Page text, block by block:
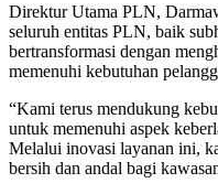
Direktur Utama PLN,
seluruh entitas PLN, baik
bertransformasi dengan
memenuhi kebutuhan
“Kami terus mendukung
untuk memenuhi aspek
Melalui inovasi layanan ini,
bersih dan andal bagi